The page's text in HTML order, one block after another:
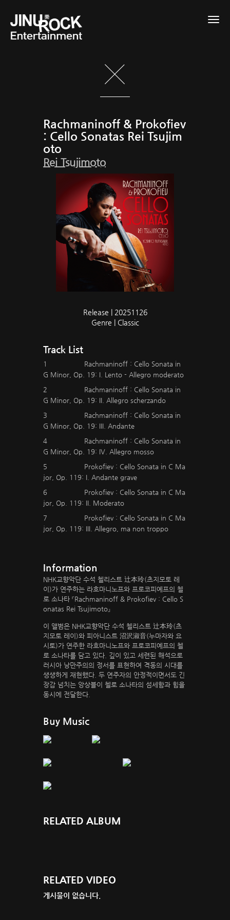
Rachmaninoff & Prokofiev
: Cello Sonatas Rei Tsujim
oto
Rei Tsujimoto
Release | 20251126
Genre | Classic
Track List
1
Rachmaninoff : Cello Sonata in
G Minor, Op. 19: I. Lento - Allegro moderato
2
Rachmaninoff : Cello Sonata in
G Minor, Op. 19: II. Allegro scherzando
3
Rachmaninoff : Cello Sonata in
G Minor, Op. 19: III. Andante
4
Rachmaninoff : Cello Sonata in
G Minor, Op. 19: IV. Allegro mosso
5
Prokofiev : Cello Sonata in C Ma
jor, Op. 119: I. Andante grave
6
Prokofiev : Cello Sonata in C Ma
jor, Op. 119: II. Moderato
7
Prokofiev : Cello Sonata in C Ma
jor, Op. 119: III. Allegro, ma non troppo
Information
NHK교향악단 수석 첼리스트 辻本玲(츠지모토 레
이)가 연주하는 라흐마니노프와 프로코피예프의 첼
로 소나타 『Rachmaninoff & Prokofiev : Cello S
onatas Rei Tsujimoto』
이 앨범은 NHK교향악단 수석 첼리스트 辻本玲(츠
지모토 레이)와 피아니스트 沼沢淑音(누마자와 요
시토)가 연주한 라흐마니노프와 프로코피예프의 첼
로 소나타를 담고 있다. 깊이 있고 세련된 해석으로
러시아 낭만주의의 정서를 표현하여 격동의 시대를
생생하게 재현했다. 두 연주자의 안정적이면서도 긴
장감 넘치는 앙상블이 첼로 소나타의 섬세함과 힘을
동시에 전달한다.
Buy Music
RELATED ALBUM
RELATED VIDEO
게시물이 없습니다.